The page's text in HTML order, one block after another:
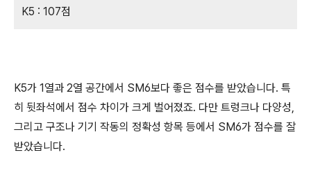
K5 : 107점
K5가 1열과 2열 공간에서 SM6보다 좋은 점수를 받았습니다. 특
히 뒷좌석에서 점수 차이가 크게 벌어졌죠. 다만 트렁크나 다양성,
그리고 구조나 기기 작동의 정확성 항목 등에서 SM6가 점수를 잘
받았습니다.